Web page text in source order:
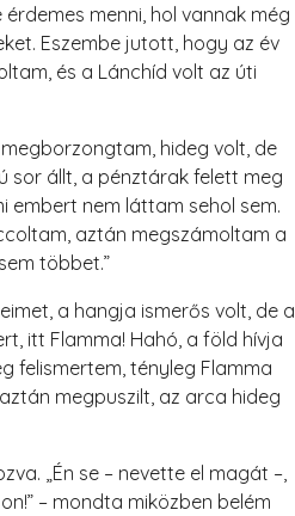
menni, hol vannak még
Eszembe jutott, hogy az év
és a Lánchíd volt az úti
hideg volt, de
sor állt, a pénztárak felett meg
embert nem láttam sehol sem.
aztán megszámoltam a
többet.”
a hangja ismerős volt, de a
itt Flamma! Hahó, a föld hívja
felismertem, tényleg Flamma
megpuszilt, az arca hideg
„Én se – nevette el magát –,
– mondta miközben belém